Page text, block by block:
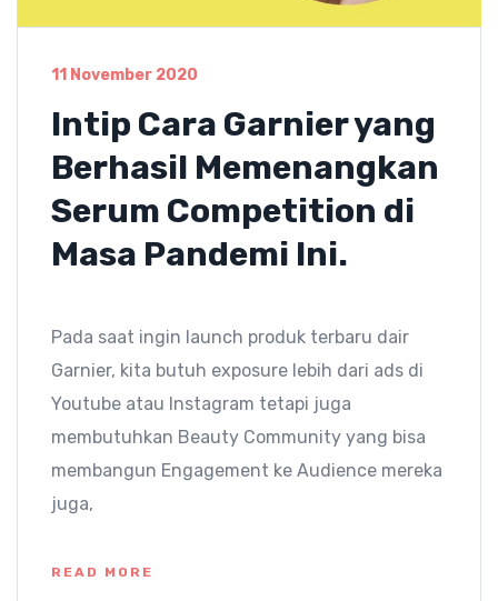
11 November 2020
Intip Cara Garnier yang
Berhasil Memenangkan
Serum Competition di
Masa Pandemi Ini.
Pada saat ingin launch produk terbaru dair
Garnier, kita butuh exposure lebih dari ads di
Youtube atau Instagram tetapi juga
membutuhkan Beauty Community yang bisa
membangun Engagement ke Audience mereka
juga,
READ MORE